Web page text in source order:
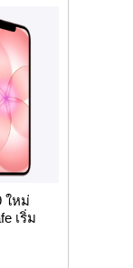
ใหม่
เริ่ม